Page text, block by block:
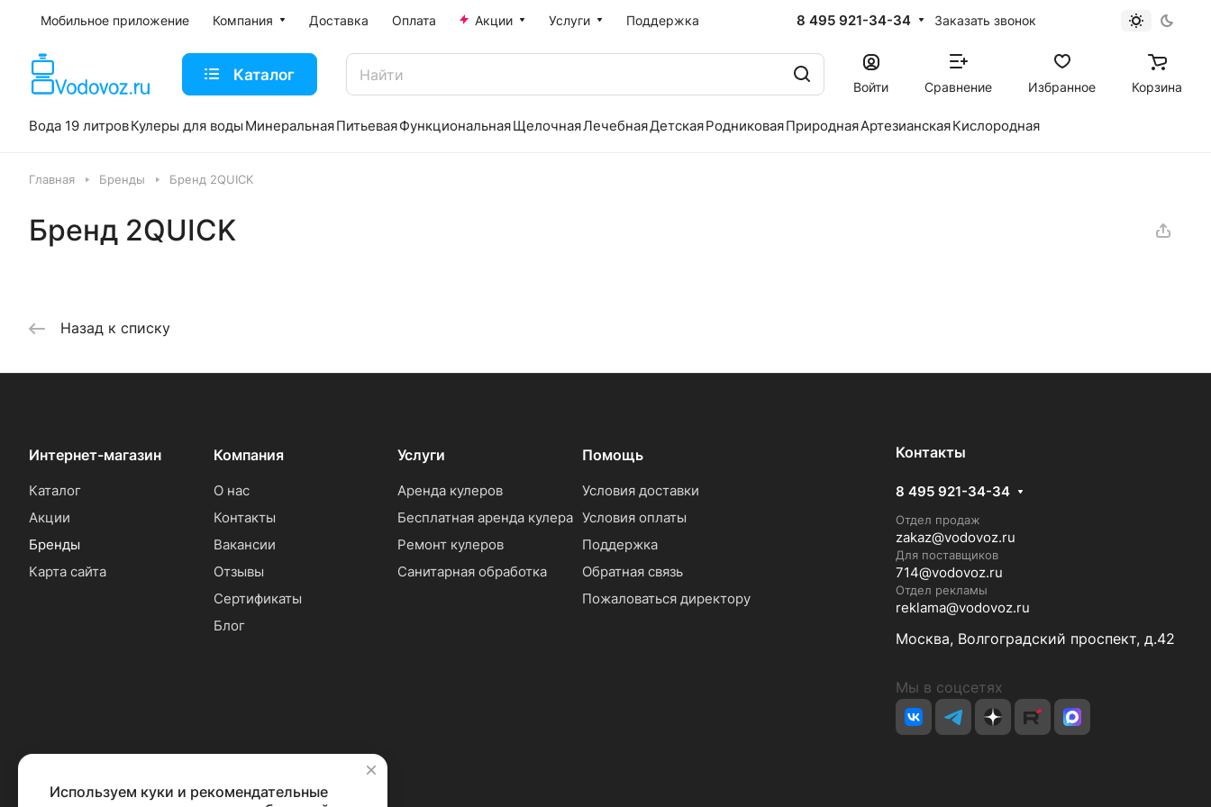
Мобильное приложение Компания Доставка Оплата Акции Услуги Поддержка 8 495 921-34-34 Заказать звонок
Каталог
Войти Сравнение Избранное Корзина
Вода 19 литровКулеры для воды МинеральнаяПитьеваяФункциональнаяЩелочнаяЛечебнаяДетскаяРодниковаяПрироднаяАртезианскаяКислородная
Главная Бренды Бренд 2QUICK
Бренд 2QUICK
Назад к списку
Интернет-магазин
Каталог
Акции
Бренды
Карта сайта
Компания
О нас
Контакты
Вакансии
Отзывы
Сертификаты
Блог
Услуги
Аренда кулеров
Бесплатная аренда кулера
Ремонт кулеров
Санитарная обработка
Помощь
Условия доставки
Условия оплаты
Поддержка
Обратная связь
Пожаловаться директору
Контакты
8 495 921-34-34
Отдел продаж
zakaz@vodovoz.ru
Для поставщиков
714@vodovoz.ru
Отдел рекламы
reklama@vodovoz.ru
Москва, Волгоградский проспект, д.42
Мы в соцсетях
✕
Используем куки и рекомендательные